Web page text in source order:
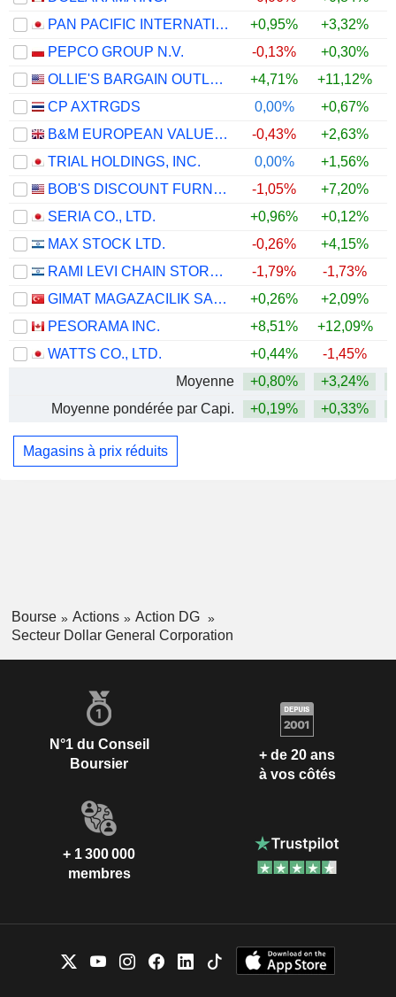
PAN PACIFIC INTERNATIONAL HOLDINGS CORPORATION
+0,95% +3,32%
PEPCO GROUP N.V.
-0,13% +0,30%
OLLIE'S BARGAIN OUTLET HOLDINGS, INC.
+4,71% +11,12%
CP AXTRGDS
0,00% +0,67%
B&M EUROPEAN VALUE RETAIL PLC
-0,43% +2,63%
TRIAL HOLDINGS, INC.
0,00% +1,56%
BOB'S DISCOUNT FURNITURE, INC.
-1,05% +7,20%
SERIA CO., LTD.
+0,96% +0,12%
MAX STOCK LTD.
-0,26% +4,15%
RAMI LEVI CHAIN STORES HASHIKMA MARKETING 2006 LTD
-1,79% -1,73%
GIMAT MAGAZACILIK SANAYI VE TICARET
+0,26% +2,09%
PESORAMA INC.
+8,51% +12,09%
WATTS CO., LTD.
+0,44% -1,45%
Moyenne
+0,80% +3,24%
Moyenne pondérée par Capi.
+0,19% +0,33%
Magasins à prix réduits
Bourse Actions
Action DG
Secteur Dollar General Corporation
N°1 du Conseil
Boursier
+ de 20 ans
à vos côtés
+ 1 300 000
membres